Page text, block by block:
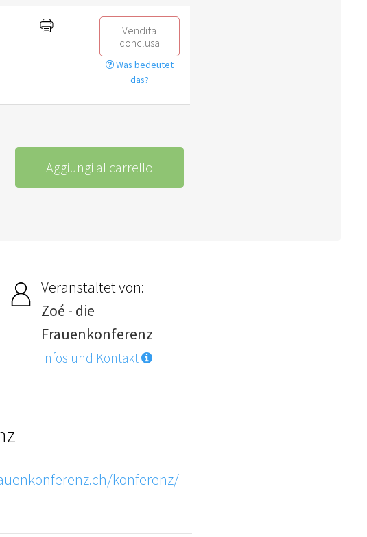
Vendita
conclusa
Was bedeutet
das?
Aggiungi al carrello
Veranstaltet von:
Zoé - die
Frauenkonferenz
Infos und Kontakt
konferenz/